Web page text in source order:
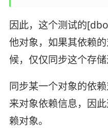
因此，这个测试的
他对象，如果其依赖
候，仅仅同步这个存
同步某一个对象的依
来对象依赖信息，因
赖对象。